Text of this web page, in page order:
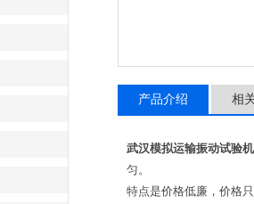
产品介绍 相
武汉模拟运输振动试验机
匀。
特点是价格低廉，价格